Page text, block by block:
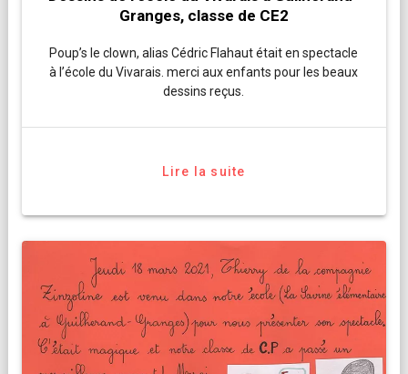
Granges, classe de CE2
Poup’s le clown, alias Cédric Flahaut était en spectacle
à l’école du Vivarais. merci aux enfants pour les beaux
dessins reçus.
Lire la suite